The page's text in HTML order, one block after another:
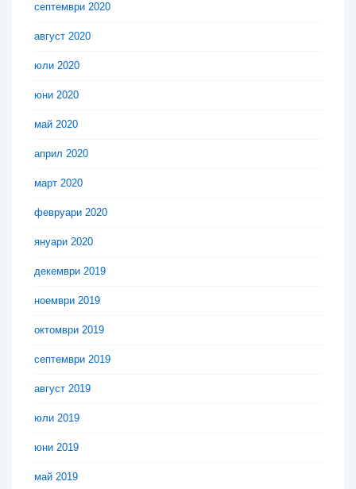
септември 2020
август 2020
юли 2020
юни 2020
май 2020
април 2020
март 2020
февруари 2020
януари 2020
декември 2019
ноември 2019
октомври 2019
септември 2019
август 2019
юли 2019
юни 2019
май 2019